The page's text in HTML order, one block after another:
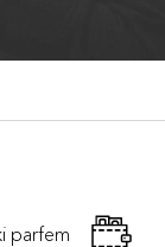
parfem